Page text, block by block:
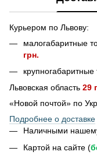
Курьером по Львову:
малогабаритные
грн.
крупногабаритные
Львовская область 29
«Новой почтой» по
Подробнее о доставке
Наличными
Картой на сайте (